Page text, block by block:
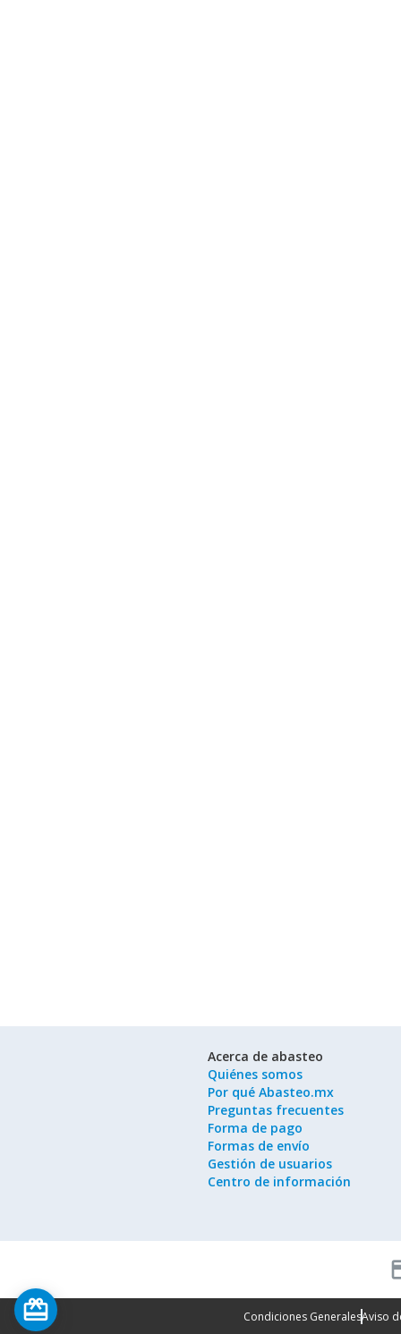
Acerca de abasteo
Quiénes somos
Por qué Abasteo.mx
Preguntas frecuentes
Forma de pago
Formas de envío
Gestión de usuarios
Centro de información
Condiciones GeneralesAviso
card_giftcard